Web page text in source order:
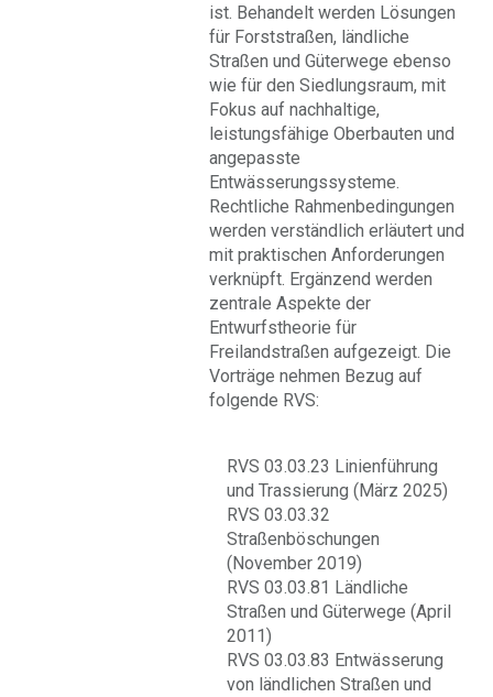
ist. Behandelt werden Lösungen
für Forststraßen, ländliche
Straßen und Güterwege ebenso
wie für den Siedlungsraum, mit
Fokus auf nachhaltige,
leistungsfähige Oberbauten und
angepasste
Entwässerungssysteme.
Rechtliche Rahmenbedingungen
werden verständlich erläutert und
mit praktischen Anforderungen
verknüpft. Ergänzend werden
zentrale Aspekte der
Entwurfstheorie für
Freilandstraßen aufgezeigt. Die
Vorträge nehmen Bezug auf
folgende RVS:
RVS 03.03.23 Linienführung
und Trassierung (März 2025)
RVS 03.03.32
Straßenböschungen
(November 2019)
RVS 03.03.81 Ländliche
Straßen und Güterwege (April
2011)
RVS 03.03.83 Entwässerung
von ländlichen Straßen und